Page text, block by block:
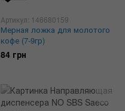
Артикул: 146680159
Мерная ложка для молотого
кофе (7-9гр)
84 грн